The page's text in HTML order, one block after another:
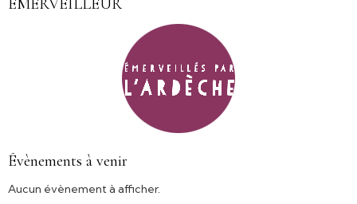
Évènements à venir
Aucun évènement à afficher.